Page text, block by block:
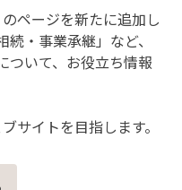
のページを新たに追加し
・事業承継」など、
ついて、お役立ち情報
サイトを目指します。